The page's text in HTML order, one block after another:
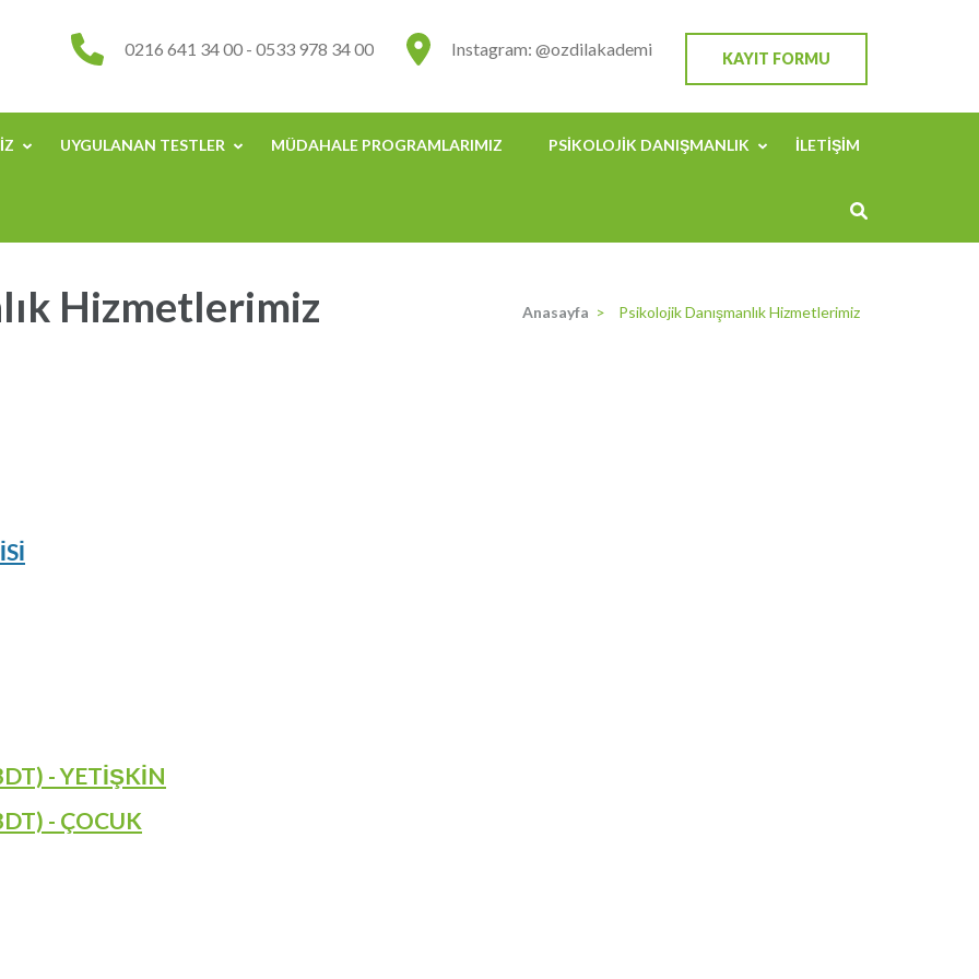
KAYIT FORMU
Instagram: @ozdilakademi
0216 641 34 00 - 0533 978 34 00
UYGULANAN TESTLER MÜDAHALE PROGRAMLARIMIZ PSIKOLOJIK DANIŞMANLIK İLETIŞIM
Hizmetlerimiz Anasayfa > Psikolojik Danışmanlık Hizmetlerimiz
- YETİŞKİN
- ÇOCUK